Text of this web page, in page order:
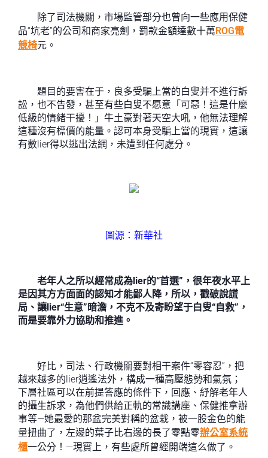
除了司法機關，市場監管部分也曾向一些應用保健
品“坑老”的公司和商家亮劍，罰款金額達數十萬ROG電
競椅元。
題目的要害在于，良多受騙上當的白叟并不進行訴
訟，也不告發，甚至有些白叟不愿意「可惡！這是什麼
低級的情緒干擾！」牛土豪對著天空大吼，他無法理解
這種沒有標價的能量。認可本身受騙上當的現實，這讓
有數lier得以逃出法網，未遭到任何處分。
圖源：新華社
老年人之所以經常成為lier的“首選”，很年夜水平上
是因其方方面面的認知才能鄙人降，所以，戳破說謊
局、讓lier“生意”暗澹，不克不及寄盼望于白叟“自救”，
而是要靠外力協助和推進。
好比，司法、行政機關要對相干案件“零容忍”，把
越來越多的lier逍遙法外，構成一種高壓態勢和氣氛；
下層社區可以在前提答應的條件下，回應、紓解老年人
的攝生訴求，為他們供給正軌的常識講座、保健推拿辦
事等—她最愛的那盆完美對稱的盆栽，被一股金色的能
量扭曲了，左邊的葉子比右邊的長了零點零辦公室系統
櫃一公分！—現實上，有些處所曾經開端這么做了。